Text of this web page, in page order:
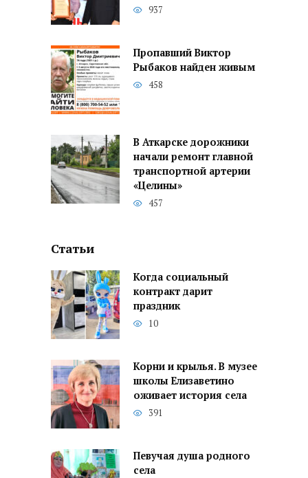
937
Пропавший Виктор
Рыбаков найден живым
458
В Аткарске дорожники
начали ремонт главной
транспортной артерии
«Целины»
457
Статьи
Когда социальный
контракт дарит
праздник
10
Корни и крылья. В музее
школы Елизаветино
оживает история села
391
Певучая душа родного
села